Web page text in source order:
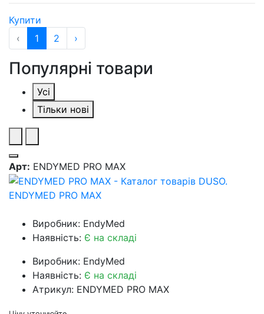
Купити
‹
1 2 ›
Популярні товари
Усі
Тільки нові
Арт: ENDYMED PRO MAX
ENDYMED PRO MAX
Виробник: EndyMed
Наявність: Є на складі
Виробник: EndyMed
Наявність: Є на складі
Атрикул: ENDYMED PRO MAX